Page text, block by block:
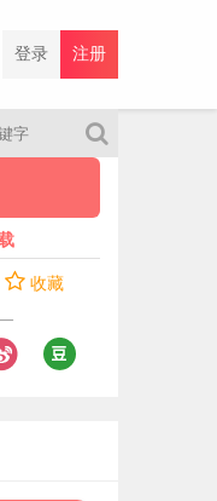
注册
登录
收藏